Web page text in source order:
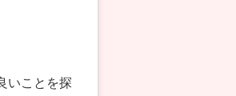
いことを探